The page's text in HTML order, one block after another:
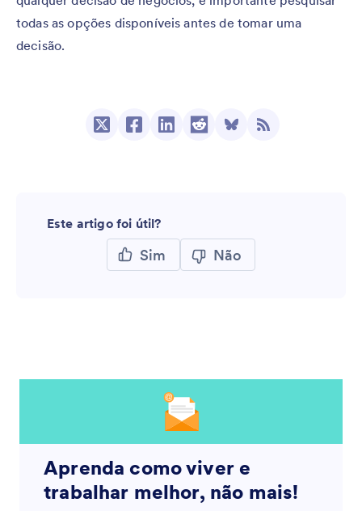
todas as opções disponíveis antes de tomar uma
decisão.
Este artigo foi útil?
Sim Não
Aprenda como viver e
trabalhar melhor, não mais!